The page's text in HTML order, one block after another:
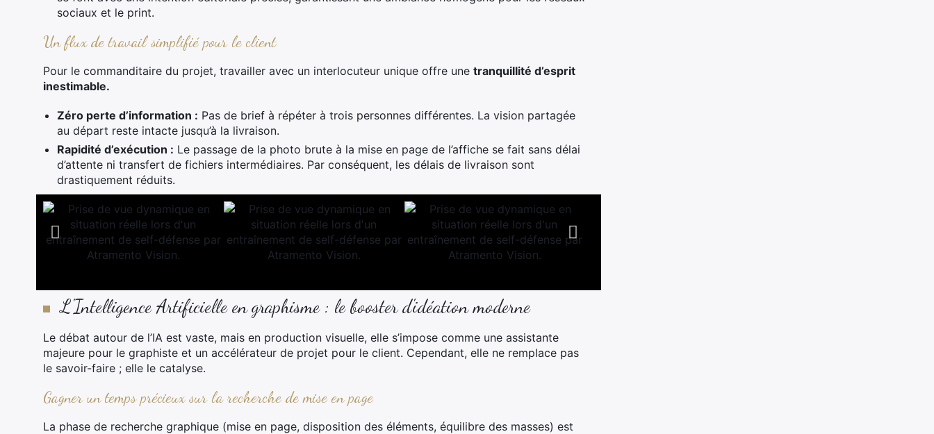
sociaux et le print.
Un flux de travail simplifié pour le client
Pour le commanditaire du projet, travailler avec un interlocuteur unique offre une tranquillité d’esprit
inestimable.
Zéro perte d’information : Pas de brief à répéter à trois personnes différentes. La vision partagée
au départ reste intacte jusqu’à la livraison.
Rapidité d’exécution : Le passage de la photo brute à la mise en page de l’affiche se fait sans délai
d’attente ni transfert de fichiers intermédiaires. Par conséquent, les délais de livraison sont
drastiquement réduits.
L'Intelligence Artificielle en graphisme : le booster d'idéation moderne
Le débat autour de l’IA est vaste, mais en production visuelle, elle s’impose comme une assistante
majeure pour le graphiste et un accélérateur de projet pour le client. Cependant, elle ne remplace pas
le savoir-faire ; elle le catalyse.
Gagner un temps précieux sur la recherche de mise en page
La phase de recherche graphique (mise en page, disposition des éléments, équilibre des masses) est